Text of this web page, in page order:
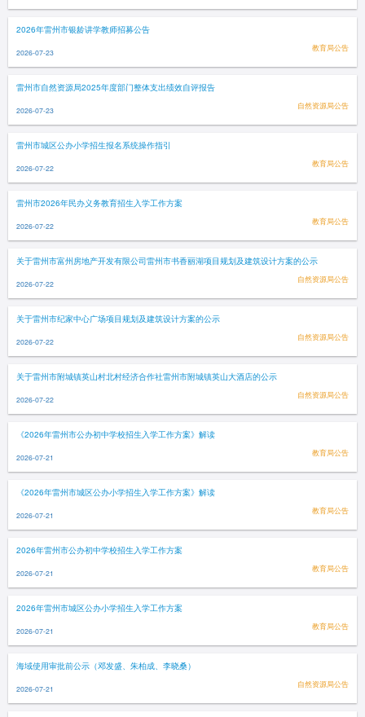
2026年雷州市银龄讲学教师招募公告
2026-07-23 教育局公告
雷州市自然资源局2025年度部门整体支出绩效自评报告
2026-07-23 自然资源局公告
雷州市城区公办小学招生报名系统操作指引
2026-07-22 教育局公告
雷州市2026年民办义务教育招生入学工作方案
2026-07-22 教育局公告
关于雷州市富州房地产开发有限公司雷州市书香丽湖项目规划及建筑设计方案的公示
2026-07-22 自然资源局公告
关于雷州市纪家中心广场项目规划及建筑设计方案的公示
2026-07-22 自然资源局公告
关于雷州市附城镇英山村北村经济合作社雷州市附城镇英山大酒店的公示
2026-07-22 自然资源局公告
《2026年雷州市公办初中学校招生入学工作方案》解读
2026-07-21 教育局公告
《2026年雷州市城区公办小学招生入学工作方案》解读
2026-07-21 教育局公告
2026年雷州市公办初中学校招生入学工作方案
2026-07-21 教育局公告
2026年雷州市城区公办小学招生入学工作方案
2026-07-21 教育局公告
海域使用审批前公示（邓发盛、朱柏成、李晓桑）
2026-07-21 自然资源局公告